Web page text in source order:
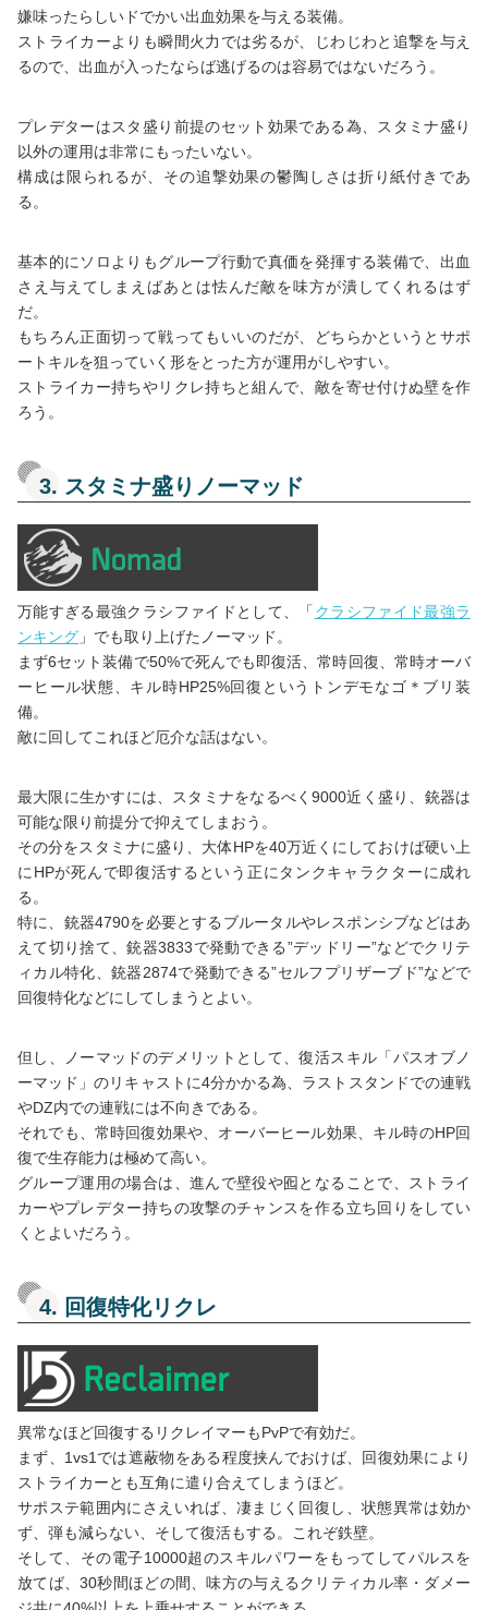
嫌味ったらしいドでかい出血効果を与える装備。
ストライカーよりも瞬間火力では劣るが、じわじわと追撃を与え
るので、出血が入ったならば逃げるのは容易ではないだろう。
プレデターはスタ盛り前提のセット効果である為、スタミナ盛り
以外の運用は非常にもったいない。
構成は限られるが、その追撃効果の鬱陶しさは折り紙付きであ
る。
基本的にソロよりもグループ行動で真価を発揮する装備で、出血
さえ与えてしまえばあとは怯んだ敵を味方が潰してくれるはず
だ。
もちろん正面切って戦ってもいいのだが、どちらかというとサポ
ートキルを狙っていく形をとった方が運用がしやすい。
ストライカー持ちやリクレ持ちと組んで、敵を寄せ付けぬ壁を作
ろう。
3. スタミナ盛りノーマッド
万能すぎる最強クラシファイドとして、「 クラシファイド最強ラ
ンキング 」でも取り上げたノーマッド。
まず6セット装備で50%で死んでも即復活、常時回復、常時オーバ
ーヒール状態、キル時HP25%回復というトンデモなゴ＊ブリ装
備。
敵に回してこれほど厄介な話はない。
最大限に生かすには、スタミナをなるべく9000近く盛り、銃器は
可能な限り前提分で抑えてしまおう。
その分をスタミナに盛り、大体HPを40万近くにしておけば硬い上
にHPが死んで即復活するという正にタンクキャラクターに成れ
る。
特に、銃器4790を必要とするブルータルやレスポンシブなどはあ
えて切り捨て、銃器3833で発動できる”デッドリー”などでクリテ
ィカル特化、銃器2874で発動できる”セルフプリザーブド”などで
回復特化などにしてしまうとよい。
但し、ノーマッドのデメリットとして、復活スキル「パスオブノ
ーマッド」のリキャストに4分かかる為、ラストスタンドでの連戦
やDZ内での連戦には不向きである。
それでも、常時回復効果や、オーバーヒール効果、キル時のHP回
復で生存能力は極めて高い。
グループ運用の場合は、進んで壁役や囮となることで、ストライ
カーやプレデター持ちの攻撃のチャンスを作る立ち回りをしてい
くとよいだろう。
4. 回復特化リクレ
異常なほど回復するリクレイマーもPvPで有効だ。
まず、1vs1では遮蔽物をある程度挟んでおけば、回復効果により
ストライカーとも互角に遣り合えてしまうほど。
サポステ範囲内にさえいれば、凄まじく回復し、状態異常は効か
ず、弾も減らない、そして復活もする。これぞ鉄壁。
そして、その電子10000超のスキルパワーをもってしてパルスを
放てば、30秒間ほどの間、味方の与えるクリティカル率・ダメー